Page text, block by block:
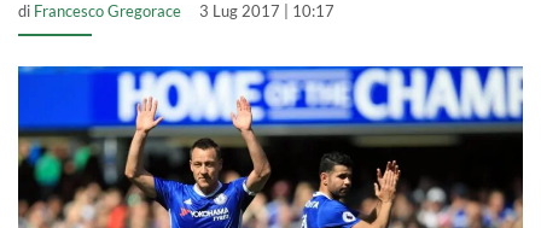
di Francesco Gregorace 3 Lug 2017 | 10:17